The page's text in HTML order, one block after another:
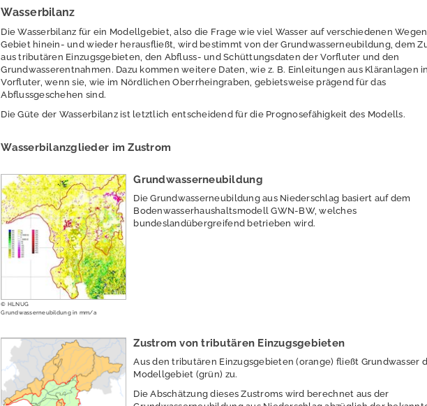
Wasserbilanz
Die Wasserbilanz für ein Modellgebiet, also die Frage wie viel Wasser auf verschiedenen
Gebiet hinein- und wieder herausfließt, wird bestimmt von der Grundwasserneubildung, dem
aus tributären Einzugsgebieten, den Abfluss- und Schüttungsdaten der Vorfluter und den
Grundwasserentnahmen. Dazu kommen weitere Daten, wie z. B. Einleitungen aus Kläranlagen
Vorfluter, wenn sie, wie im Nördlichen Oberrheingraben, gebietsweise prägend für das
Abflussgeschehen sind.
Die Güte der Wasserbilanz ist letztlich entscheidend für die Prognose­fähigkeit des Modells.
Wasserbilanzglieder im Zustrom
© HLNUG
Grundwasserneubildung in mm/a
Grundwasserneubildung
Die Grundwasserneubildung aus Niederschlag basiert auf dem
Bodenwasserhaushaltsmodell GWN-BW, welches
bundeslandübergreifend betrieben wird.
Zustrom von tributären Einzugsgebieten
Aus den tributären Einzugsgebieten (orange) fließt Grundwasser
Modellgebiet (grün) zu.
Die Abschätzung dieses Zustroms wird berechnet aus der